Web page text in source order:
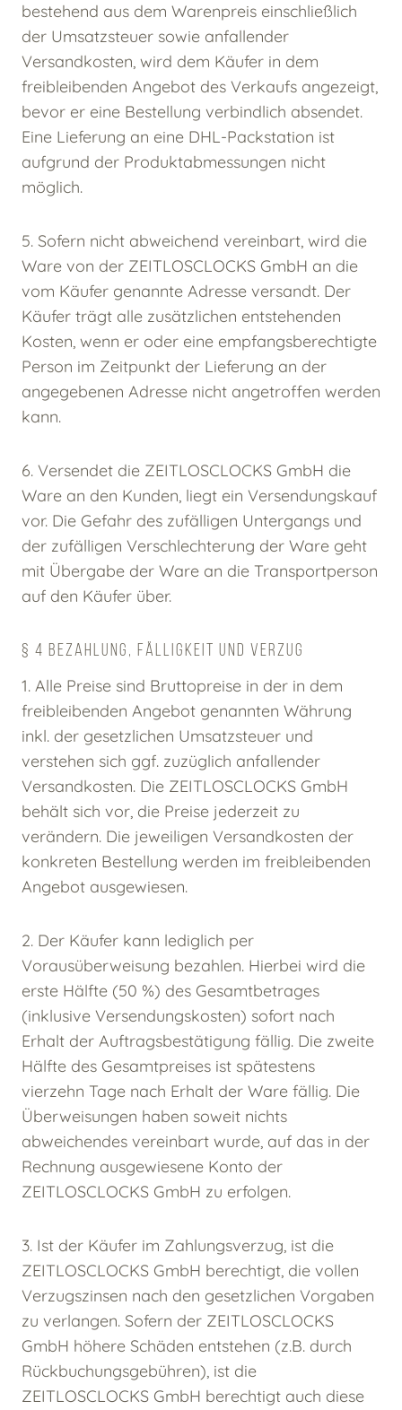
bestehend aus dem Warenpreis einschließlich
der Umsatzsteuer sowie anfallender
Versandkosten, wird dem Käufer in dem
freibleibenden Angebot des Verkaufs angezeigt,
bevor er eine Bestellung verbindlich absendet.
Eine Lieferung an eine DHL-Packstation ist
aufgrund der Produktabmessungen nicht
möglich.
5. Sofern nicht abweichend vereinbart, wird die
Ware von der ZEITLOSCLOCKS GmbH an die
vom Käufer genannte Adresse versandt. Der
Käufer trägt alle zusätzlichen entstehenden
Kosten, wenn er oder eine empfangsberechtigte
Person im Zeitpunkt der Lieferung an der
angegebenen Adresse nicht angetroffen werden
kann.
6. Versendet die ZEITLOSCLOCKS GmbH die
Ware an den Kunden, liegt ein Versendungskauf
vor. Die Gefahr des zufälligen Untergangs und
der zufälligen Verschlechterung der Ware geht
mit Übergabe der Ware an die Transportperson
auf den Käufer über.
§ 4 BEZAHLUNG, FÄLLIGKEIT UND VERZUG
1. Alle Preise sind Bruttopreise in der in dem
freibleibenden Angebot genannten Währung
inkl. der gesetzlichen Umsatzsteuer und
verstehen sich ggf. zuzüglich anfallender
Versandkosten. Die ZEITLOSCLOCKS GmbH
behält sich vor, die Preise jederzeit zu
verändern. Die jeweiligen Versandkosten der
konkreten Bestellung werden im freibleibenden
Angebot ausgewiesen.
2. Der Käufer kann lediglich per
Vorausüberweisung bezahlen. Hierbei wird die
erste Hälfte (50 %) des Gesamtbetrages
(inklusive Versendungskosten) sofort nach
Erhalt der Auftragsbestätigung fällig. Die zweite
Hälfte des Gesamtpreises ist spätestens
vierzehn Tage nach Erhalt der Ware fällig. Die
Überweisungen haben soweit nichts
abweichendes vereinbart wurde, auf das in der
Rechnung ausgewiesene Konto der
ZEITLOSCLOCKS GmbH zu erfolgen.
3. Ist der Käufer im Zahlungsverzug, ist die
ZEITLOSCLOCKS GmbH berechtigt, die vollen
Verzugszinsen nach den gesetzlichen Vorgaben
zu verlangen. Sofern der ZEITLOSCLOCKS
GmbH höhere Schäden entstehen (z.B. durch
Rückbuchungsgebühren), ist die
ZEITLOSCLOCKS GmbH berechtigt auch diese